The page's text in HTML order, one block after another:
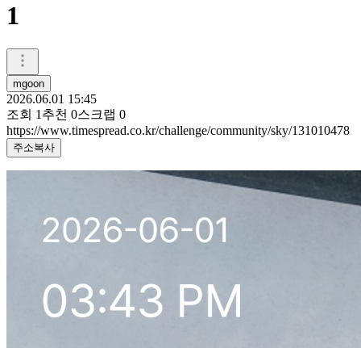
1
mgoon
2026.06.01 15:45
조회 1 추천 0스크랩 0
https://www.timespread.co.kr/challenge/community/sky/131010478
주소복사